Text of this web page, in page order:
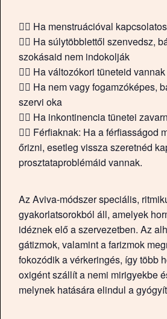
💁‍♀️ Ha menstruációval
💁‍♀️ Ha súlytöbblettől szenvedsz,
szokásaid nem indokolják
💁‍♀️ Ha változókori tüneteid vannak
💁‍♀️ Ha nem vagy fogamzóképes,
szervi oka
💁‍♀️ Ha inkontinencia tünetei
💁‍♀️ Férfiaknak: Ha a férfiasságod
őrizni, esetleg vissza szeretnéd
prosztataproblémáid vannak.
Az Aviva-módszer speciális,
gyakorlatsorokból áll, amelyek
idéznek elő a szervezetben. Az
gátizmok, valamint a farizmok
fokozódik a vérkeringés, így több
oxigént szállít a nemi mirigyekbe
melynek hatására elindul a